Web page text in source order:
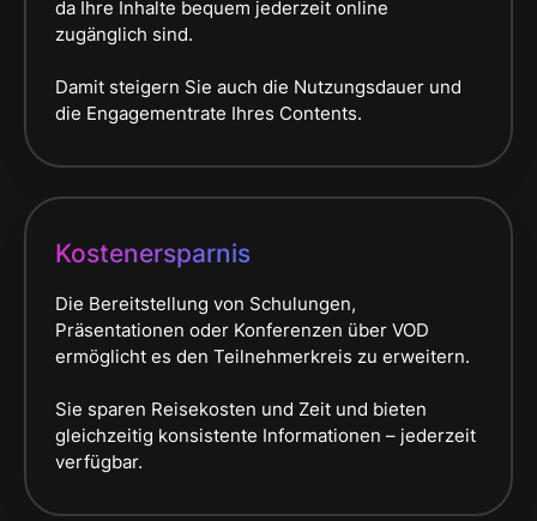
da Ihre Inhalte bequem jederzeit online
zugänglich sind.
Damit steigern Sie auch die Nutzungsdauer und
die Engagementrate Ihres Contents.
Kostenersparnis
Die Bereitstellung von Schulungen,
Präsentationen oder Konferenzen über VOD
ermöglicht es den Teilnehmerkreis zu erweitern.
Sie sparen Reisekosten und Zeit und bieten
gleichzeitig konsistente Informationen – jederzeit
verfügbar.